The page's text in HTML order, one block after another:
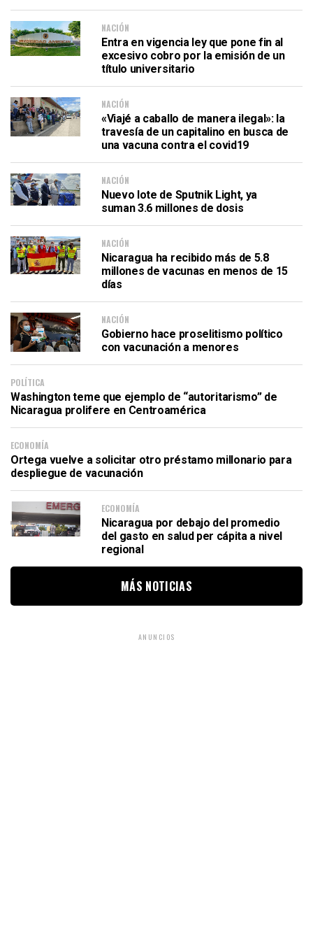
NACIÓN
Entra en vigencia ley que pone fin al
excesivo cobro por la emisión de un
título universitario
NACIÓN
«Viajé a caballo de manera ilegal»: la
travesía de un capitalino en busca de
una vacuna contra el covid19
NACIÓN
Nuevo lote de Sputnik Light, ya
suman 3.6 millones de dosis
NACIÓN
Nicaragua ha recibido más de 5.8
millones de vacunas en menos de 15
días
NACIÓN
Gobierno hace proselitismo político
con vacunación a menores
POLÍTICA
Washington teme que ejemplo de “autoritarismo” de
Nicaragua prolifere en Centroamérica
ECONOMÍA
Ortega vuelve a solicitar otro préstamo millonario para
despliegue de vacunación
ECONOMÍA
Nicaragua por debajo del promedio
del gasto en salud per cápita a nivel
regional
MÁS NOTICIAS
ANUNCIOS